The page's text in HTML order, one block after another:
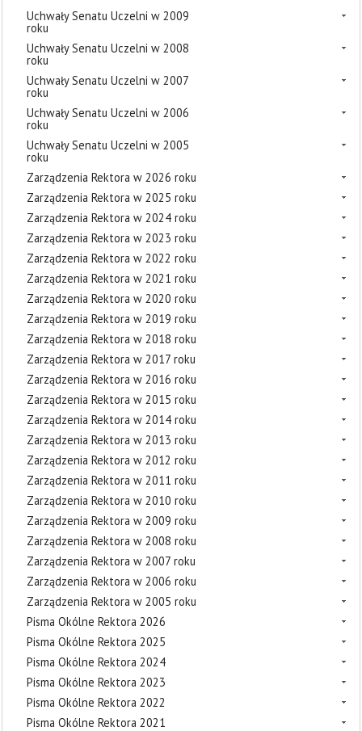
Uchwały Senatu Uczelni w 2009
roku
Uchwały Senatu Uczelni w 2008
roku
Uchwały Senatu Uczelni w 2007
roku
Uchwały Senatu Uczelni w 2006
roku
Uchwały Senatu Uczelni w 2005
roku
Zarządzenia Rektora w 2026 roku
Zarządzenia Rektora w 2025 roku
Zarządzenia Rektora w 2024 roku
Zarządzenia Rektora w 2023 roku
Zarządzenia Rektora w 2022 roku
Zarządzenia Rektora w 2021 roku
Zarządzenia Rektora w 2020 roku
Zarządzenia Rektora w 2019 roku
Zarządzenia Rektora w 2018 roku
Zarządzenia Rektora w 2017 roku
Zarządzenia Rektora w 2016 roku
Zarządzenia Rektora w 2015 roku
Zarządzenia Rektora w 2014 roku
Zarządzenia Rektora w 2013 roku
Zarządzenia Rektora w 2012 roku
Zarządzenia Rektora w 2011 roku
Zarządzenia Rektora w 2010 roku
Zarządzenia Rektora w 2009 roku
Zarządzenia Rektora w 2008 roku
Zarządzenia Rektora w 2007 roku
Zarządzenia Rektora w 2006 roku
Zarządzenia Rektora w 2005 roku
Pisma Okólne Rektora 2026
Pisma Okólne Rektora 2025
Pisma Okólne Rektora 2024
Pisma Okólne Rektora 2023
Pisma Okólne Rektora 2022
Pisma Okólne Rektora 2021